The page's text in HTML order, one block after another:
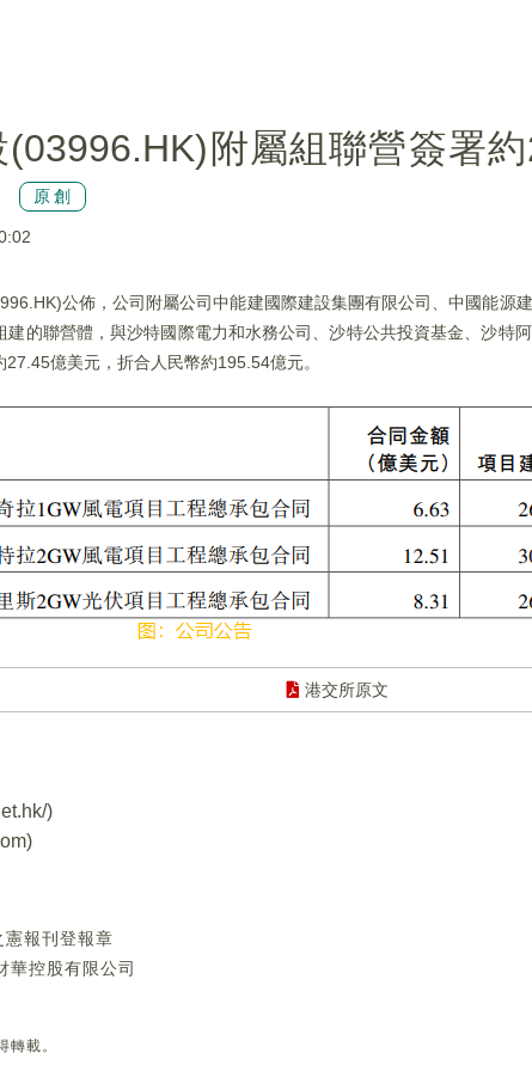
附屬組聯營簽署
原創
公佈，公司附屬公司中能建國際建設集團有限公司、中國能源
建的聯營體，與沙特國際電力和水務公司、沙特公共投資基金、沙特
億美元，折合人民幣約195.54億元。
港交所原文
)
)
報刊登報章
控股有限公司
轉載。